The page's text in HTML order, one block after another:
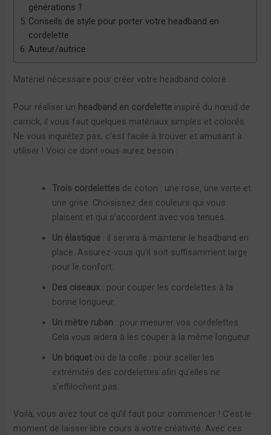
générations ?
Conseils de style pour porter votre headband en
cordelette
Auteur/autrice
Matériel nécessaire pour créer votre headband coloré
Pour réaliser un headband en cordelette inspiré du nœud de
carrick, il vous faut quelques matériaux simples et colorés.
Ne vous inquiétez pas, c’est facile à trouver et amusant à
utiliser ! Voici ce dont vous aurez besoin :
Trois cordelettes de coton : une rose, une verte et
une grise. Choisissez des couleurs qui vous
plaisent et qui s’accordent avec vos tenues.
Un élastique : il servira à maintenir le headband en
place. Assurez-vous qu’il soit suffisamment large
pour le confort.
Des ciseaux : pour couper les cordelettes à la
bonne longueur.
Un mètre ruban : pour mesurer vos cordelettes.
Cela vous aidera à les couper à la même longueur.
Un briquet ou de la colle : pour sceller les
extrémités des cordelettes afin qu’elles ne
s’effilochent pas.
Voilà, vous avez tout ce qu’il faut pour commencer ! C’est le
moment de laisser libre cours à votre créativité. Avec ces